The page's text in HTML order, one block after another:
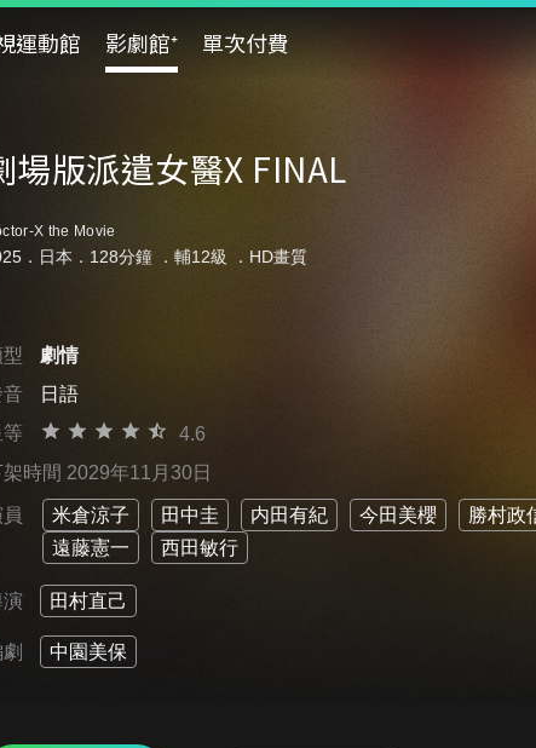
運動館 影劇館⁺ 單次付費
場版派遣女醫X FINAL
X the Movie
．日本．128分鐘 ． 輔12級 ．HD畫質
型
劇情
音
日語
等
4.6
時間 2029年11月30日
米倉涼子 田中圭 内田有紀 今田美櫻 勝村政
遠藤憲一
西田敏行
田村直己
中園美保